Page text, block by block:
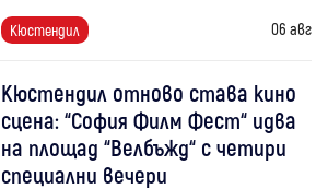
Кюстендил 06 авг
Кюстендил отново става кино
сцена: “София Филм Фест“ идва
на площад “Велбъжд“ с четири
специални вечери